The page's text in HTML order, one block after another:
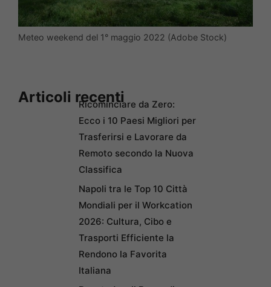
Meteo weekend del 1° maggio 2022 (Adobe Stock)
Articoli recentiRicominciare da Zero:
Ecco i 10 Paesi Migliori per
Trasferirsi e Lavorare da
Remoto secondo la Nuova
Classifica
Napoli tra le Top 10 Città
Mondiali per il Workcation
2026: Cultura, Cibo e
Trasporti Efficiente la
Rendono la Favorita
Italiana